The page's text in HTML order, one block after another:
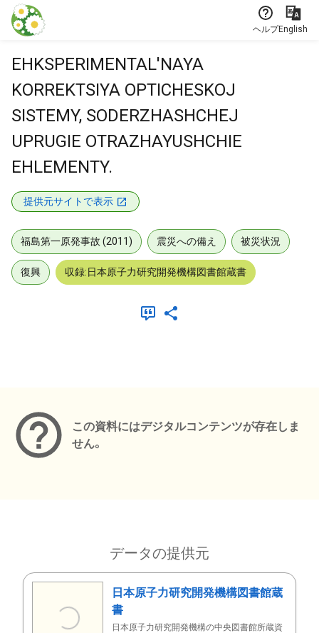
本文に飛ぶ
ヘルプEnglish
EHKSPERIMENTAL'NAYA
KORREKTSIYA OPTICHESKOJ
SISTEMY, SODERZHASHCHEJ
UPRUGIE OTRAZHAYUSHCHIE
EHLEMENTY.
提供元サイトで表示
福島第一原発事故 (2011) 震災への備え 被災状況
復興 収録:日本原子力研究開発機構図書館蔵書
この資料にはデジタルコンテンツが存在しま
せん。
データの提供元
日本原子力研究開発機構図書館蔵
書
日本原子力研究開発機構の中央図書館所蔵資